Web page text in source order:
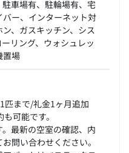
車場有、駐輪場有、宅
ー、インターネット対
、ガスキッチン、シス
リング、ウォシュレッ
置場
匹まで/礼金1ヶ月追加
可能です。
最新の空室の確認、内
問い合わせください。